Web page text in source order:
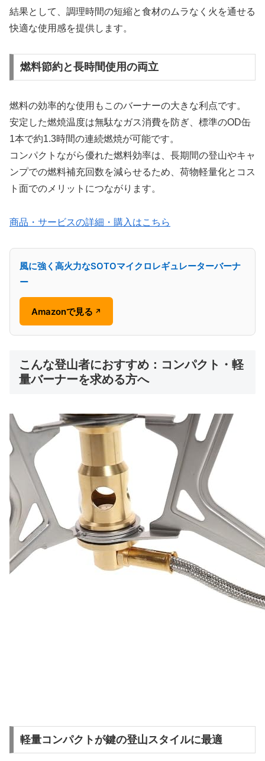
結果として、調理時間の短縮と食材のムラなく火を通せる
快適な使用感を提供します。
燃料節約と長時間使用の両立
燃料の効率的な使用もこのバーナーの大きな利点です。
安定した燃焼温度は無駄なガス消費を防ぎ、標準のOD缶
1本で約1.3時間の連続燃焼が可能です。
コンパクトながら優れた燃料効率は、長期間の登山やキャ
ンプでの燃料補充回数を減らせるため、荷物軽量化とコス
ト面でのメリットにつながります。
商品・サービスの詳細・購入はこちら
風に強く高火力なSOTOマイクロレギュレーターバーナ
ー
Amazonで見る ↗
こんな登山者におすすめ：コンパクト・軽
量バーナーを求める方へ
軽量コンパクトが鍵の登山スタイルに最適